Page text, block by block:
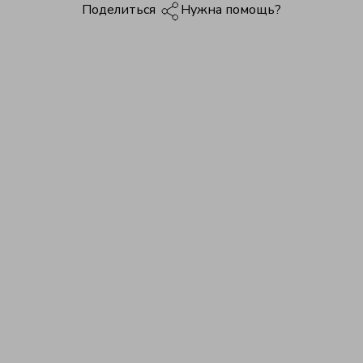
Поделиться Нужна помощь?